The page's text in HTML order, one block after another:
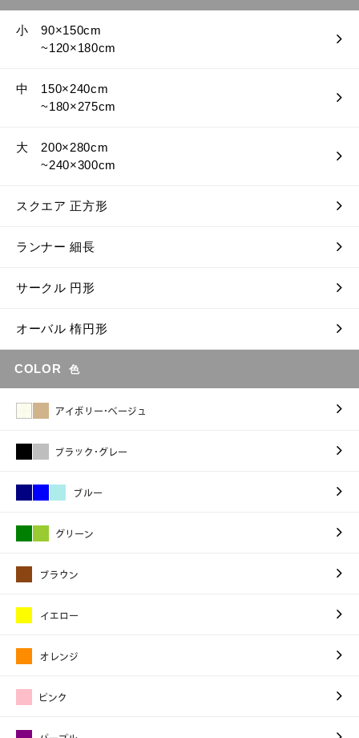
小 90×150cm
~120×180cm
中 150×240cm
~180×275cm
大 200×280cm
~240×300cm
スクエア 正方形
ランナー 細長
サークル 円形
オーバル 楕円形
COLOR 色